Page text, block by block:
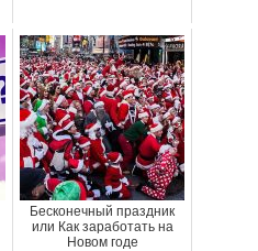
Бесконечный праздник
или Как заработать на
Новом годе